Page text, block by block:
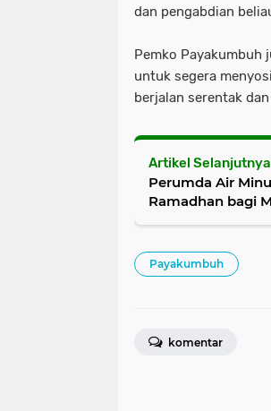
dan pengabdian
Pemko Payakumbuh
untuk segera
berjalan serentak
Artikel Selanjutnya
Perumda Air
Ramadhan bagi
Payakumbuh
komentar